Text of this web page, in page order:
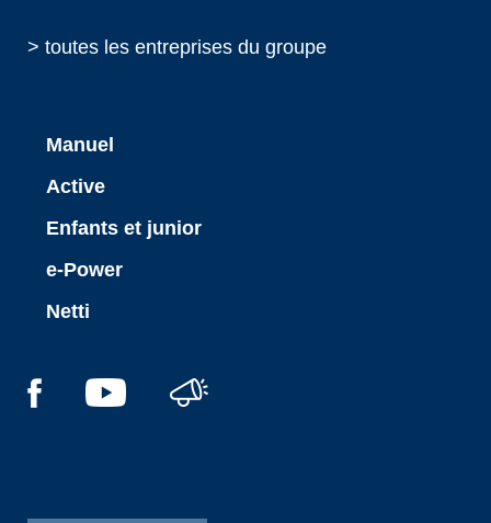
> toutes les entreprises du groupe
Manuel
Active
Enfants et junior
e-Power
Netti